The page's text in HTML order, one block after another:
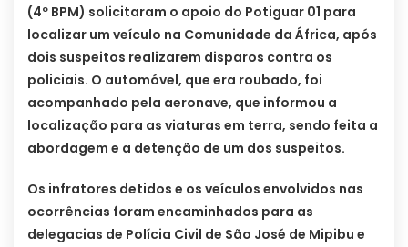
(4º BPM) solicitaram o apoio do Potiguar 01 para
localizar um veículo na Comunidade da África, após
dois suspeitos realizarem disparos contra os
policiais. O automóvel, que era roubado, foi
acompanhado pela aeronave, que informou a
localização para as viaturas em terra, sendo feita a
abordagem e a detenção de um dos suspeitos.
Os infratores detidos e os veículos envolvidos nas
ocorrências foram encaminhados para as
delegacias de Polícia Civil de São José de Mipibu e